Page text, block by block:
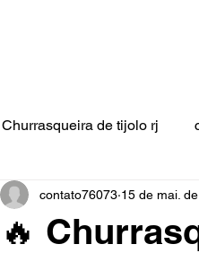
Churrasqueira de tijolo rj
🔥
contato76073 15 de mai.